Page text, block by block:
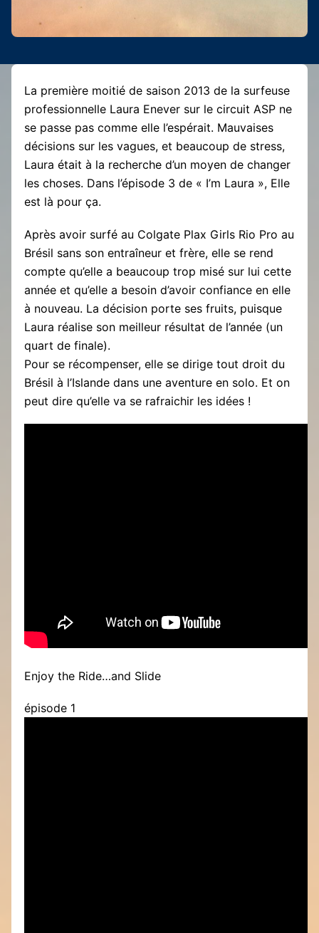
La première moitié de saison 2013 de la surfeuse
professionnelle Laura Enever sur le circuit ASP ne
se passe pas comme elle l’espérait. Mauvaises
décisions sur les vagues, et beaucoup de stress,
Laura était à la recherche d’un moyen de changer
les choses. Dans l’épisode 3 de « I’m Laura », Elle
est là pour ça.
Après avoir surfé au Colgate Plax Girls Rio Pro au
Brésil sans son entraîneur et frère, elle se rend
compte qu’elle a beaucoup trop misé sur lui cette
année et qu’elle a besoin d’avoir confiance en elle
à nouveau. La décision porte ses fruits, puisque
Laura réalise son meilleur résultat de l’année (un
quart de finale).
Pour se récompenser, elle se dirige tout droit du
Brésil à l’Islande dans une aventure en solo. Et on
peut dire qu’elle va se rafraichir les idées !
Enjoy the Ride…and Slide
épisode 1